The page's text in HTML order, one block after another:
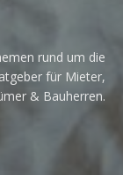
rund um die
für Mieter,
& Bauherren.